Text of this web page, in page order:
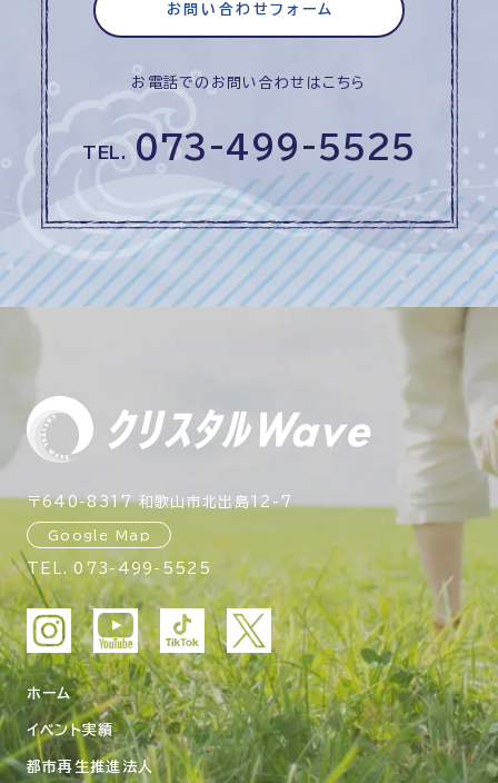
お問い合わせフォーム
お電話でのお問い合わせはこちら
TEL. 073-499-5525
〒640-8317 和歌山市北出島12-7
Google Map
TEL.073-499-5525
ホーム
イベント実績
都市再生推進法人